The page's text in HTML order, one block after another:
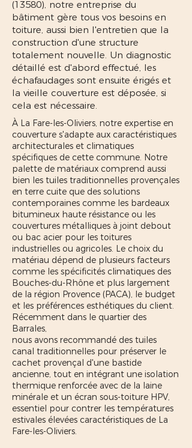
(13580), notre entreprise du
bâtiment gère tous vos besoins en
toiture, aussi bien l'entretien que la
construction d'une structure
totalement nouvelle. Un diagnostic
détaillé est d'abord effectué, les
échafaudages sont ensuite érigés et
la vieille couverture est déposée, si
cela est nécessaire.
À La Fare-les-Oliviers, notre expertise en
couverture s'adapte aux caractéristiques
architecturales et climatiques
spécifiques de cette commune. Notre
palette de matériaux comprend aussi
bien les tuiles traditionnelles provençales
en terre cuite que des solutions
contemporaines comme les bardeaux
bitumineux haute résistance ou les
couvertures métalliques à joint debout
ou bac acier pour les toitures
industrielles ou agricoles. Le choix du
matériau dépend de plusieurs facteurs
comme les spécificités climatiques des
Bouches-du-Rhône et plus largement
de la région Provence (PACA), le budget
et les préférences esthétiques du client.
Récemment dans le quartier des
Barrales,
nous avons recommandé des tuiles
canal traditionnelles pour préserver le
cachet provençal d'une bastide
ancienne, tout en intégrant une isolation
thermique renforcée avec de la laine
minérale et un écran sous-toiture HPV,
essentiel pour contrer les températures
estivales élevées caractéristiques de La
Fare-les-Oliviers.